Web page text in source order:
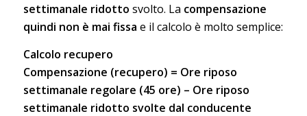
settimanale ridotto svolto. La compensazione
quindi non è mai fissa e il calcolo è molto semplice:
Calcolo recupero
Compensazione (recupero) = Ore riposo
settimanale regolare (45 ore) – Ore riposo
settimanale ridotto svolte dal conducente